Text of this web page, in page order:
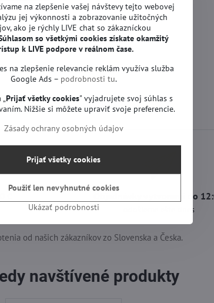
€ Objednávky vytvorené do
odošleme ešte dnes
od našich zákazníkov zo Slovenska a Česka.
navštívené produkty
na zlepšenie vašej návštevy tejto webovej
jej výkonnosti a zobrazovanie užitočných
ako je rýchly LIVE chat so zákazníckou
so všetkými cookies získate okamžitý
k LIVE podpore v reálnom čase.
na zlepšenie relevancie reklám využíva služba
Google Ads – podrobnosti tu.
Prijať všetky cookies" vyjadrujete svoj súhlas s
Nižšie si môžete upraviť svoje preferencie.
Zásady ochrany osobných údajov
Ukázať podrobnosti
Prijať všetky cookies
Použiť len nevyhnutné cookies